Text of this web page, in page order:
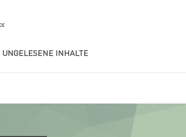
UNGELESENE INHALTE